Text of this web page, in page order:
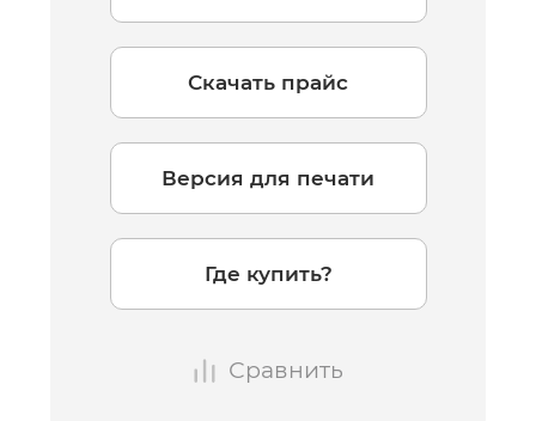
Скачать прайс
Версия для печати
Где купить?
Сравнить